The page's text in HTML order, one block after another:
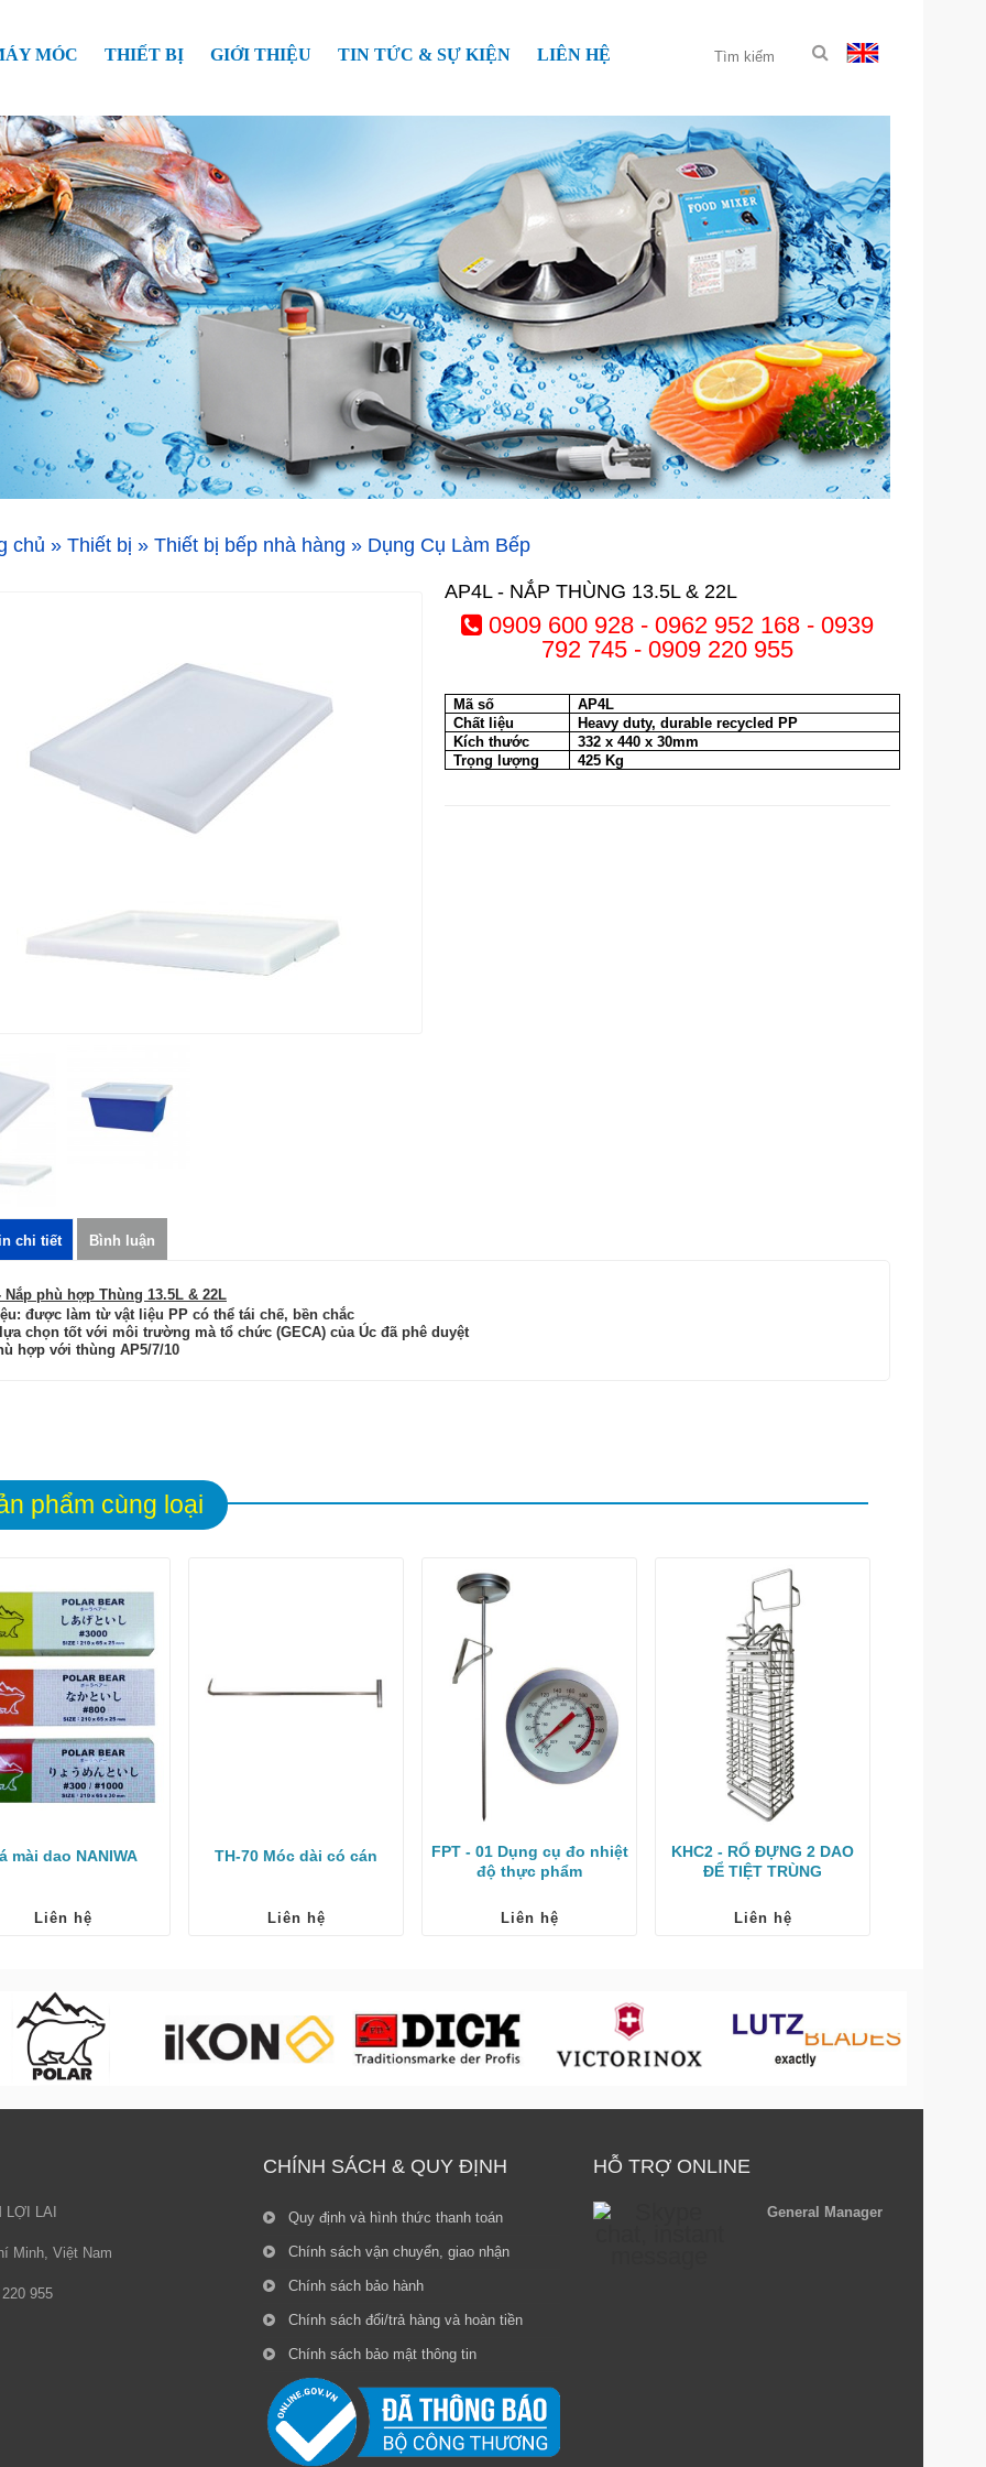
MÓC THIẾT BỊ GIỚI THIỆU TIN TỨC & SỰ KIỆN LIÊN HỆ
chủ » Thiết bị » Thiết bị bếp nhà hàng » Dụng Cụ Làm Bếp
AP4L - NẮP THÙNG 13.5L & 22L
0909 600 928 - 0962 952 168 - 0939
792 745 - 0909 220 955
Mã số
AP4L
Chất liệu
Heavy duty, durable recycled PP
Kích thước
332 x 440 x 30mm
Trọng lượng
425 Kg
chi tiết Bình luận
Nắp phù hợp Thùng 13.5L & 22L
được làm từ vật liệu PP có thể tái chế, bền chắc
chọn tốt với môi trường mà tổ chức (GECA) của Úc đã phê duyệt
hợp với thùng AP5/7/10
phẩm cùng loại
mài dao NANIWA
Liên hệ
TH-70 Móc dài có cán
Liên hệ
FPT - 01 Dụng cụ đo nhiệt
độ thực phẩm
Liên hệ
KHC2 - RỔ ĐỰNG 2 DAO
ĐỂ TIỆT TRÙNG
Liên hệ
LAI
Minh, Việt Nam
955
CHÍNH SÁCH & QUY ĐỊNH
Quy định và hình thức thanh toán
Chính sách vận chuyển, giao nhận
Chính sách bảo hành
Chính sách đổi/trả hàng và hoàn tiền
Chính sách bảo mật thông tin
HỖ TRỢ ONLINE
General Manager